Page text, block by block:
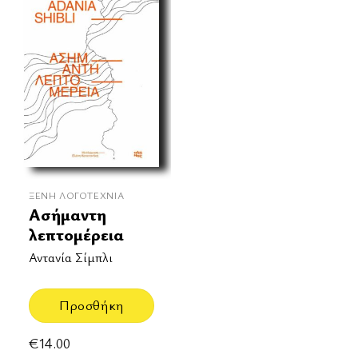
ΞΈΝΗ ΛΟΓΟΤΕΧΝΊΑ
Ασήμαντη
λεπτομέρεια
Αντανία Σίμπλι
Προσθήκη
€14.00